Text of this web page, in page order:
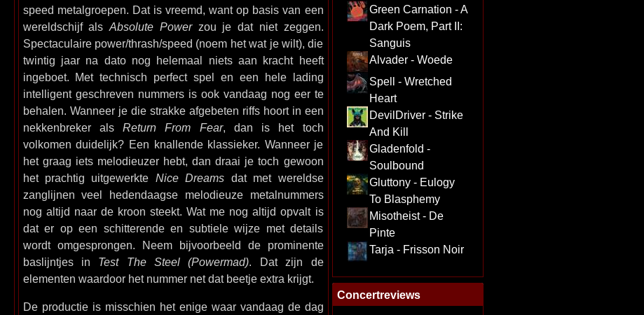
speed metalgroepen. Dat is vreemd, want op basis van een
wereldschijf als Absolute Powerzou je dat niet zeggen.
Spectaculaire power/thrash/speed (noem het wat je wilt), die
twintig jaar na dato nog helemaal niets aan kracht heeft
ingeboet. Met technisch perfect spel en een hele lading
intelligent geschreven nummers is ook vandaag nog eer te
behalen. Wanneer je die strakke afgebeten riffs hoort in een
nekkenbreker als Return From Fear, dan is het toch
volkomen duidelijk? Een knallende klassieker. Wanneer je
het graag iets melodieuzer hebt, dan draai je toch gewoon
het prachtig uitgewerkte Nice Dreams dat met wereldse
zanglijnen veel hedendaagse melodieuze metalnummers
nog altijd naar de kroon steekt. Wat me nog altijd opvalt is
dat er op een schitterende en subtiele wijze met details
wordt omgesprongen. Neem bijvoorbeeld de prominente
baslijntjes in Test The Steel (Powermad). Dat zijn de
elementen waardoor het nummer net dat beetje extra krijgt.
De productie is misschien het enige waar vandaag de dag
Green Carnation - A
Dark Poem, Part II:
Sanguis
Alvader - Woede
Spell - Wretched
Heart
DevilDriver - Strike
And Kill
Gladenfold -
Soulbound
Gluttony - Eulogy
To Blasphemy
Misotheist - De
Pinte
Tarja - Frisson Noir
Concertreviews